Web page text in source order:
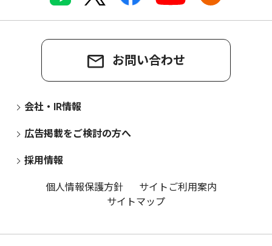
お問い合わせ
会社・IR情報
広告掲載をご検討の方へ
採用情報
個人情報保護方針
サイトご利用案内
サイトマップ